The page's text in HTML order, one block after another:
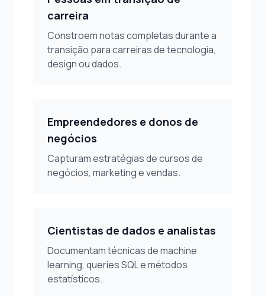
carreira
Constroem notas completas durante a
transição para carreiras de tecnologia,
design ou dados.
Empreendedores e donos de
negócios
Capturam estratégias de cursos de
negócios, marketing e vendas.
Cientistas de dados e analistas
Documentam técnicas de machine
learning, queries SQL e métodos
estatísticos.